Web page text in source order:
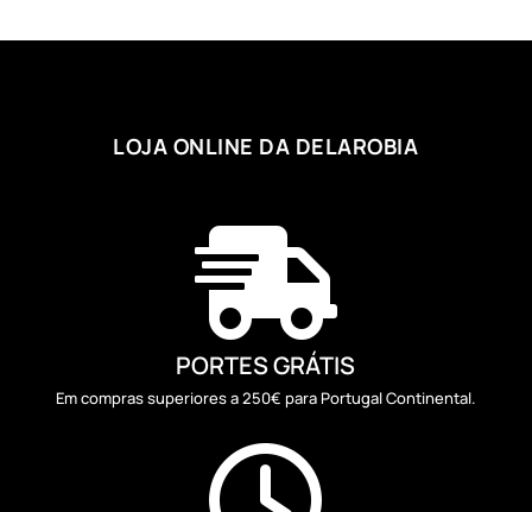
LOJA ONLINE DA DELAROBIA

PORTES GRÁTIS
Em compras superiores a 250€ para Portugal Continental.